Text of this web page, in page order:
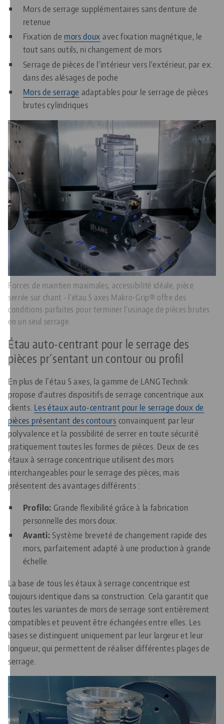
Mors de serrage supplémentaires sans denture de
retenue
Fixation de mors doux avec fixation magnétique, le
tout sans outils, ni changement de mors
Serrage de pièces de l'intérieur vers l'extérieur, par ex.
dans des alésages de poche
Mors de serrage adaptables pour le serrage de pièces
brutes cylindriques
Forces de maintien maximales, accessibilité idéale, pièce
serrée sur chant - l'étau 5 axes Makro•Grip® offre des
conditions parfaites pour terminer l'usinage de pièces brutes
en un seul serrage.
Étau auto-centrant pour le serrage des
pièces pr´sentant un contour ou profil
En plus de l´étau 5 axes, la gamme de LANG Technik
propose d'autres dispositifs de serrage concentrique aux
clients. Les étaux auto-centrant pour le serrage doux de
pièces présentant des contours convainquent par leur
polyvalence et la possibilité de serrer en toute sécurité
pratiquement toutes les formes de pièces. Deux de ces
étaux à serrage concentrique utilisent des mors
interchangeables pour le serrage des pièces, mais
présentent des avantages différents :
Profilo: Grande flexibilité grâce à la fabrication
personnelle des mors doux.
Avanti: Système breveté de changement rapide des
mors, parfaitement adapté à une production à grande
échelle.
La base de tous les étaux à serrage concentrique est
toujours identique dans sa construction. Cela garantit que
toutes les variantes de mors de serrage sont entièrement
compatibles et peuvent être échangées entre elles. Les
bases se distinguent uniquement par leur largeur et leur
longueur, qui permettent de réaliser différentes plages de
serrage.